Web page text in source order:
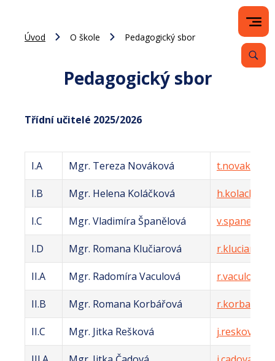
Úvod O škole Pedagogický sbor
Pedagogický sbor
Třídní učitelé 2025/2026
I.A Mgr. Tereza Nováková
I.B Mgr. Helena Koláčková
I.C Mgr. Vladimíra Španělová
I.D Mgr. Romana Klučiarová
II.A Mgr. Radomíra Vaculová
II.B Mgr. Romana Korbářová
II.C Mgr. Jitka Rešková